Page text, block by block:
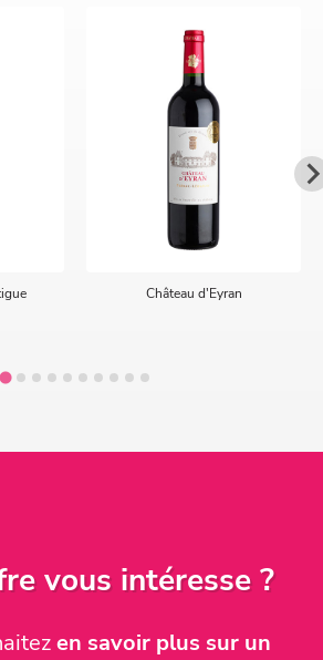
Château d'Eyran
vous intéresse ?
en savoir plus sur un